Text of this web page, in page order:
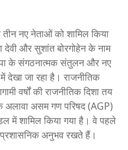
तीन नए नेताओं को शामिल किया
देवी और सुशांत बोरगोहेन के नाम
के संगठनात्मक संतुलन और नए
देखा जा रहा है। राजनीतिक
वर्षों की राजनीतिक दिशा तय
असम गण परिषद (AGP)
में शामिल किया गया है। वे पहले
अनुभव रखते हैं।